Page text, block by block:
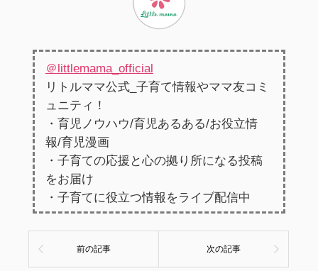
＠littlemama_official
リトルママ公式_子育て情報やママ友コミ
ュニティ！
・育児ノウハウ/育児あるある/お役立情
報/育児漫画
・子育ての応援と心の拠り所になる投稿
をお届け
・子育てに役立つ情報をライブ配信中
前の記事 次の記事